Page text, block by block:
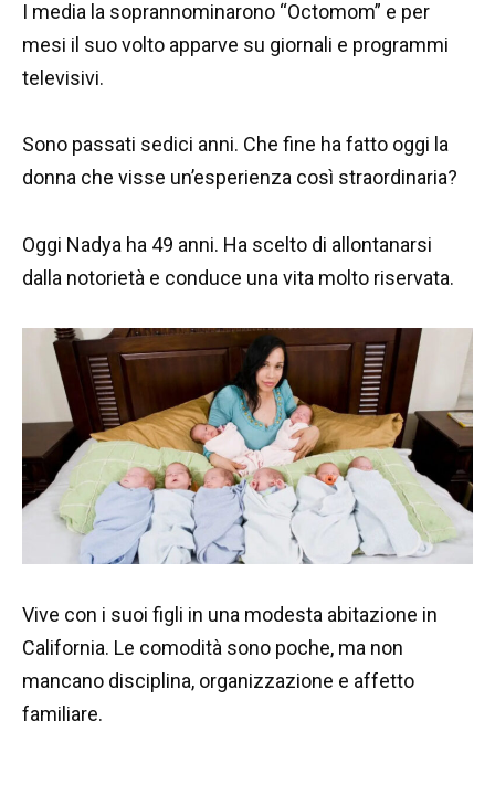
I media la soprannominarono “Octomom” e per
mesi il suo volto apparve su giornali e programmi
televisivi.
Sono passati sedici anni. Che fine ha fatto oggi la
donna che visse un’esperienza così straordinaria?
Oggi Nadya ha 49 anni. Ha scelto di allontanarsi
dalla notorietà e conduce una vita molto riservata.
Vive con i suoi figli in una modesta abitazione in
California. Le comodità sono poche, ma non
mancano disciplina, organizzazione e affetto
familiare.